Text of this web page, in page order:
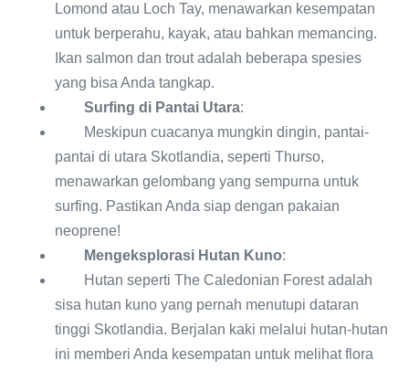
Lomond atau Loch Tay, menawarkan kesempatan
untuk berperahu, kayak, atau bahkan memancing.
Ikan salmon dan trout adalah beberapa spesies
yang bisa Anda tangkap.
Surfing di Pantai Utara:
Meskipun cuacanya mungkin dingin, pantai-
pantai di utara Skotlandia, seperti Thurso,
menawarkan gelombang yang sempurna untuk
surfing. Pastikan Anda siap dengan pakaian
neoprene!
Mengeksplorasi Hutan Kuno:
Hutan seperti The Caledonian Forest adalah
sisa hutan kuno yang pernah menutupi dataran
tinggi Skotlandia. Berjalan kaki melalui hutan-hutan
ini memberi Anda kesempatan untuk melihat flora